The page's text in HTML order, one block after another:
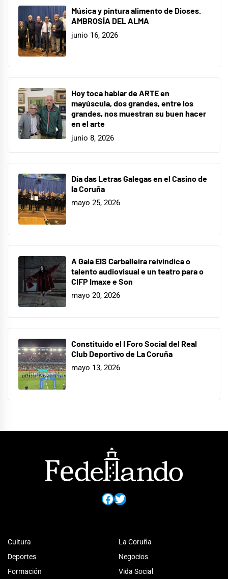
Música y pintura alimento de Dioses.
AMBROSÍA DEL ALMA
junio 16, 2026
Hoy toca hablar de ARTE en
mayúscula, dos grandes, entre los
grandes, nos muestran su buen hacer
en el arte
junio 8, 2026
Día das Letras Galegas en el Casino de
la Coruña
mayo 25, 2026
A Gala EIS Carballeira reivindica o
talento audiovisual e un teatro para o
CIFP Imaxe e Son
mayo 20, 2026
Constituido el I Foro Social del Real
Club Deportivo de La Coruña
mayo 13, 2026
Facebook
Twitter
Cultura
Deportes
Formación
La Coruña
Negocios
Vida Social